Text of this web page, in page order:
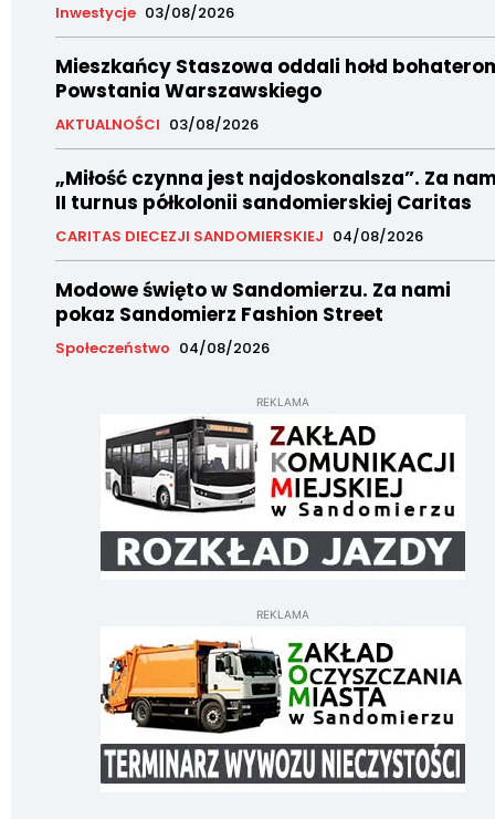
Inwestycje 03/08/2026
Mieszkańcy Staszowa oddali hołd
Powstania Warszawskiego
AKTUALNOŚCI 03/08/2026
„Miłość czynna jest najdoskonalsza”. Za
II turnus półkolonii sandomierskiej Caritas
CARITAS DIECEZJI SANDOMIERSKIEJ 04/08/2026
Modowe święto w Sandomierzu. Za nami
pokaz Sandomierz Fashion Street
Społeczeństwo 04/08/2026
REKLAMA
REKLAMA